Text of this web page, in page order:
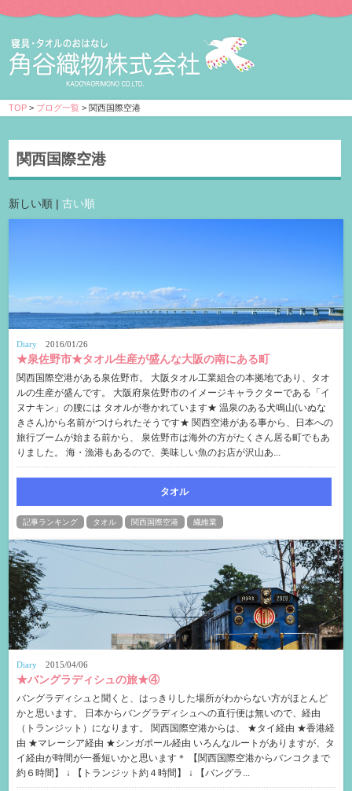
TOP > ブログ一覧 > 関西国際空港
関西国際空港
新しい順 |古い順
Diary 2016/01/26
★泉佐野市★タオル生産が盛んな大阪の南にある町
関西国際空港がある泉佐野市。 大阪タオル工業組合の本拠地であり、タオ
ルの生産が盛んです。 大阪府泉佐野市のイメージキャラクターである「イ
ヌナキン」の腰には タオルが巻かれています★ 温泉のある犬鳴山(いぬな
きさん)から名前がつけられたそうです★ 関西空港がある事から、日本への
旅行ブームが始まる前から、 泉佐野市は海外の方がたくさん居る町でもあ
りました。 海・漁港もあるので、美味しい魚のお店が沢山あ...
タオル
記事ランキング タオル 関西国際空港 繊維業
Diary 2015/04/06
★バングラディシュの旅★④
バングラディシュと聞くと、はっきりした場所がわからない方がほとんど
かと思います。 日本からバングラディシュへの直行便は無いので、経由
（トランジット）になります。 関西国際空港からは、 ★タイ経由 ★香港経
由 ★マレーシア経由 ★シンガポール経由 いろんなルートがありますが、タ
イ経由が時間が一番短いかと思います＊ 【関西国際空港からバンコクまで
約６時間】 ↓ 【トランジット約４時間】 ↓ 【バングラ...